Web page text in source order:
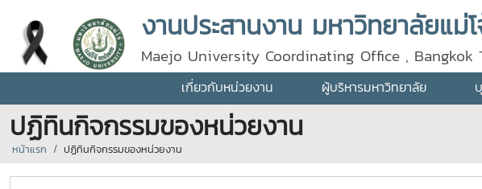
งานประสานงาน มหาวิทยาลัยแม่
Maejo University Coordinating Office , Bangkok
เกี่ยวกับหน่วยงาน ผู้บริหารมหาวิทยาลัย
ปฏิทินกิจกรรมของหน่วยงาน
หน้าแรก ปฏิทินกิจกรรมของหน่วยงาน